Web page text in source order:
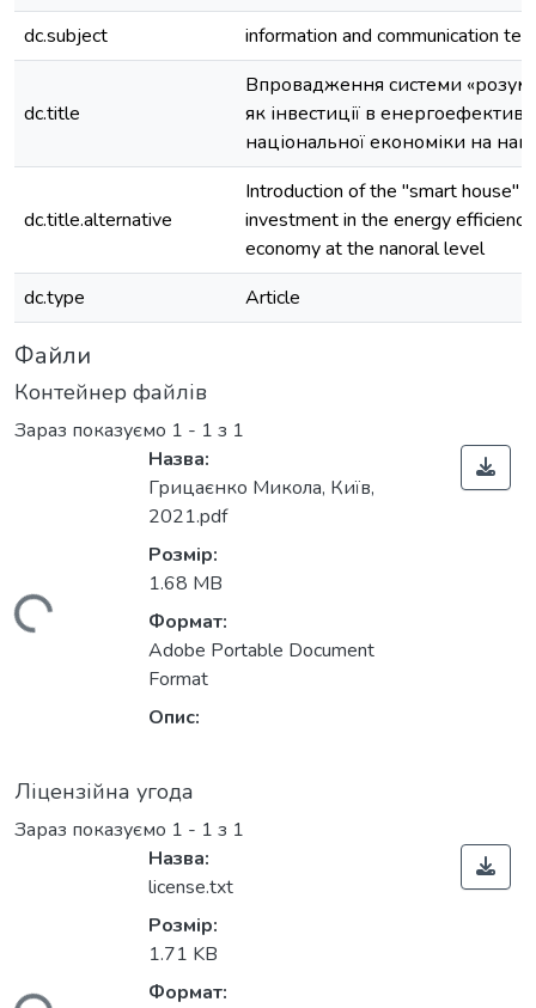
dc.subject
information and communication
dc.title
Впровадження системи
як інвестиції в
національної економіки на
dc.title.alternative
Іntroduction of the "smart house"
investment in the energy
economy at the nanoral level
dc.type
Article
Файли
Контейнер файлів
Зараз показуємо 1 - 1 з 1
Назва:
Грицаєнко Микола, Київ,
2021.pdf
Розмір:
1.68 MB
Формат:
Adobe Portable Document
Format
Опис:
Ліцензійна угода
Зараз показуємо 1 - 1 з 1
Назва:
license.txt
Розмір:
1.71 KB
Формат: